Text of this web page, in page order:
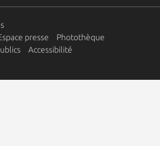
presse
Photothèque
Accessibilité